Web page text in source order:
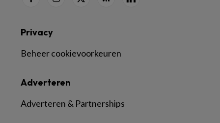
Adverteren
Adverteren & Partnerships
Privacy
Beheer cookievoorkeuren